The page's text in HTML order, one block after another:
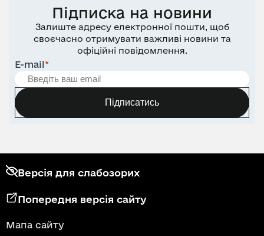
Підписка на новини
Залиште адресу електронної пошти, щоб
своєчасно отримувати важливі новини та
офіційні повідомлення.
E-mail*
Підписатись
Версія для слабозорих
Попередня версія сайту
Мапа сайту